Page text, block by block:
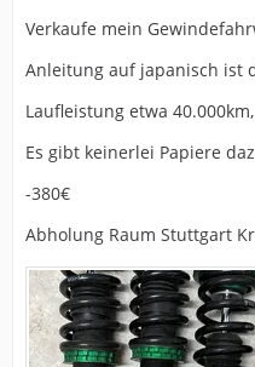
Verkaufe mein
Anleitung auf japanisch ist
Laufleistung etwa
Es gibt keinerlei Papiere
-380€
Abholung Raum Stuttgart